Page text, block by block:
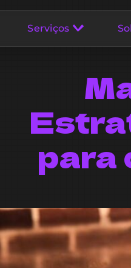
Serviços
para